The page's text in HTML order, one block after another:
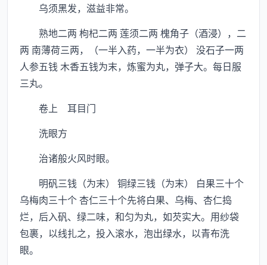
乌须黑发，滋益非常。
熟地二两 枸杞二两 莲须二两 槐角子（酒浸），二
两 南薄荷三两，（一半入药，一半为衣） 没石子一两
人参五钱 木香五钱为末，炼蜜为丸，弹子大。每日服
三丸。
卷上 耳目门
洗眼方
治诸般火风时眼。
明矾三钱（为末） 铜绿三钱（为末） 白果三十个
乌梅肉三十个 杏仁三十个先将白果、乌梅、杏仁捣
烂，后入矾、绿二味，和匀为丸，如芡实大。用纱袋
包裹，以线扎之，投入滚水，泡出绿水，以青布洗
眼。